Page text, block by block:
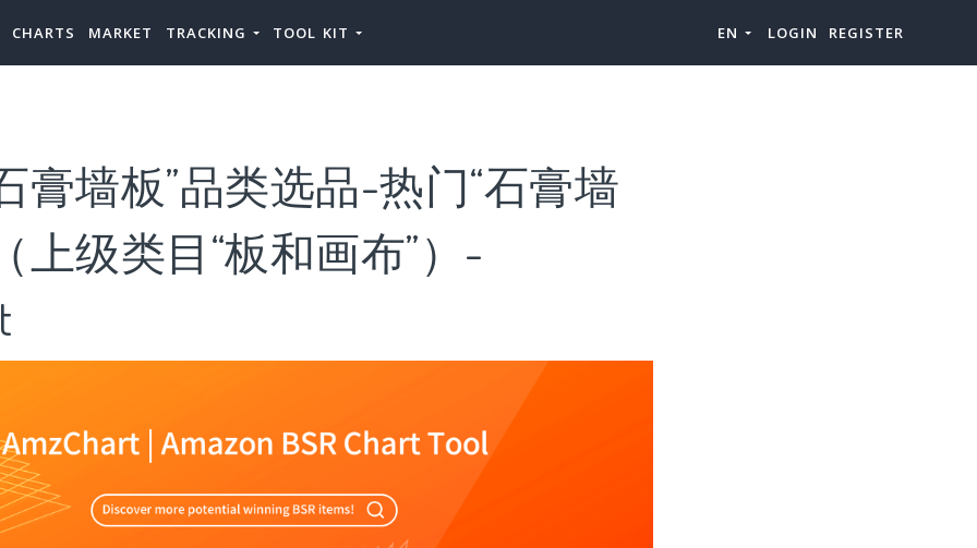
CHARTS MARKET TRACKING TOOL KIT EN LOGIN REGISTER
膏墙板”品类选品-热门“石膏墙
上级类目“板和画布”）-